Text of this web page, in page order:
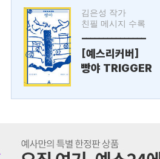
김은성 작가
친필 메시지 수록
---------------
[예스리커버]
빵야 TRIGGER